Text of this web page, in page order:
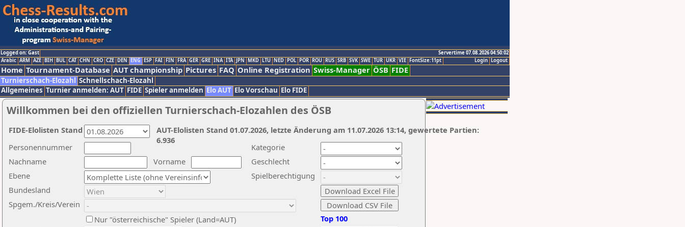
Logged on: Gast
Servertime 07.08.2026 04:50:02
Logout
Login
Arabic ARM AZE BIH BUL CAT CHN CRO CZE DEN ENG ESP FAI FIN FRA GER GRE INA ITA JPN MKD LTU NED POL POR ROU RUS SRB SVK SWE TUR UKR VIE FontSize:11pt
Home Tournament-Database AUT championship Pictures FAQ Online Registration Swiss-Manager ÖSB FIDE
Turnierschach-Elozahl Schnellschach-Elozahl
Allgemeines Turnier anmelden: AUT FIDE Spieler anmelden Elo AUT Elo Vorschau Elo FIDE
Willkommen bei den offiziellen Turnierschach-Elozahlen des ÖSB
Nachname
Vorname
Ebene
Kategorie
Personennummer
Bundesland
Spgem./Kreis/Verein
Geschlecht
Nur "österreichische" Spieler (Land=AUT)
Spielberechtigung
Top 100
AUT-Elolisten Stand 01.07.2026, letzte Änderung am 11.07.2026 13:14, gewertete Partien:
6.936
FIDE-Elolisten Stand